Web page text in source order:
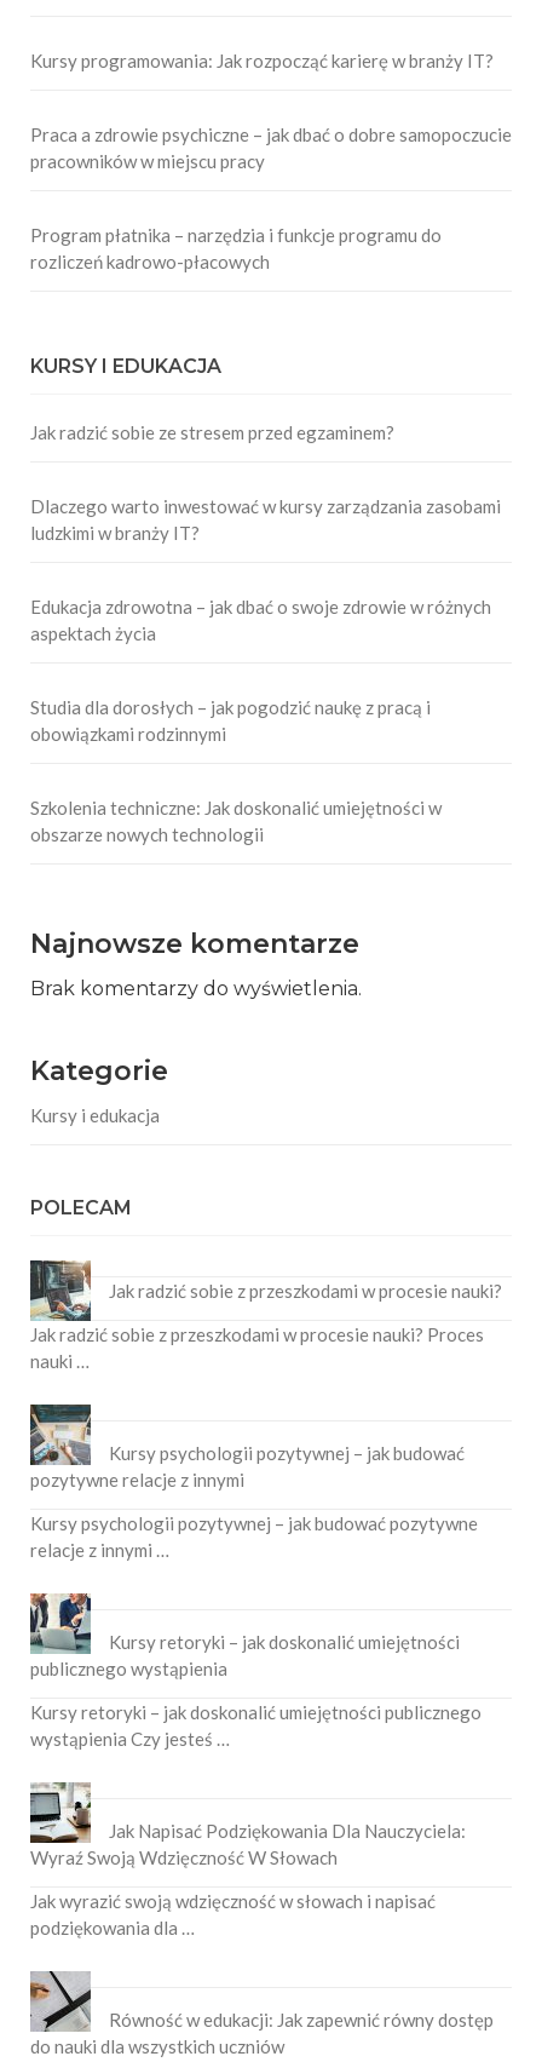
Kursy programowania: Jak rozpocząć karierę w branży IT?
Praca a zdrowie psychiczne – jak dbać o dobre samopoczucie
pracowników w miejscu pracy
Program płatnika – narzędzia i funkcje programu do
rozliczeń kadrowo-płacowych
KURSY I EDUKACJA
Jak radzić sobie ze stresem przed egzaminem?
Dlaczego warto inwestować w kursy zarządzania zasobami
ludzkimi w branży IT?
Edukacja zdrowotna – jak dbać o swoje zdrowie w różnych
aspektach życia
Studia dla dorosłych – jak pogodzić naukę z pracą i
obowiązkami rodzinnymi
Szkolenia techniczne: Jak doskonalić umiejętności w
obszarze nowych technologii
Najnowsze komentarze
Brak komentarzy do wyświetlenia.
Kategorie
Kursy i edukacja
POLECAM
Jak radzić sobie z przeszkodami w procesie nauki?
Jak radzić sobie z przeszkodami w procesie nauki? Proces
nauki …
Kursy psychologii pozytywnej – jak budować
pozytywne relacje z innymi
Kursy psychologii pozytywnej – jak budować pozytywne
relacje z innymi …
Kursy retoryki – jak doskonalić umiejętności
publicznego wystąpienia
Kursy retoryki – jak doskonalić umiejętności publicznego
wystąpienia Czy jesteś …
Jak Napisać Podziękowania Dla Nauczyciela:
Wyraź Swoją Wdzięczność W Słowach
Jak wyrazić swoją wdzięczność w słowach i napisać
podziękowania dla …
Równość w edukacji: Jak zapewnić równy dostęp
do nauki dla wszystkich uczniów